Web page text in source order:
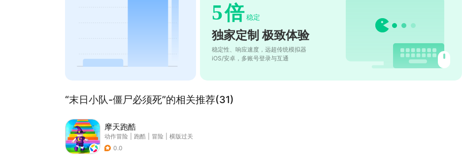
5倍 稳定
独家定制 极致体验
稳定性、响应速度，远超传统模拟器
iOS/安卓，多账号登录与互通
“末日小队-僵尸必须死”的相关推荐(31)
摩天跑酷
动作冒险 跑酷 冒险
横版过关
0.0